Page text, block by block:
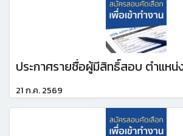
ประกาศรายชื่อผู้มีสิทธิ์สอบ ตำแห
21 ก.ค. 2569